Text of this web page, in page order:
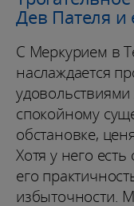
Дев Пателя и
С Меркурием в
наслаждается
спокойному
обстановке,
Хотя у него
его
избыточности.